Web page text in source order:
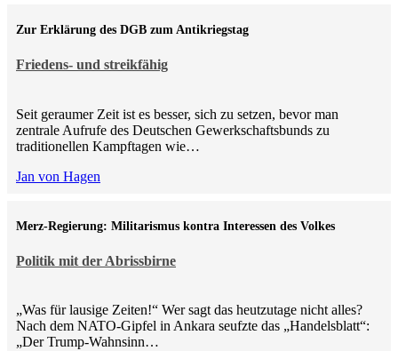
Friedens- und streikfähig
Zur Erklärung des DGB zum Antikriegstag
Seit geraumer Zeit ist es besser, sich zu setzen, bevor man
zentrale Aufrufe des Deutschen Gewerkschaftsbunds zu
traditionellen Kampftagen wie…
Jan von Hagen
Politik mit der Abrissbirne
Merz-Regierung: Militarismus kontra Inte­ressen des Volkes
„Was für lausige Zeiten!“ Wer sagt das heutzutage nicht alles?
Nach dem NATO-Gipfel in Ankara seufzte das „Handelsblatt“:
„Der Trump-Wahnsinn…